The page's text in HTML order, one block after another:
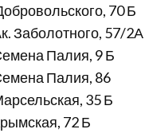
70 Б
Заболотного, 57/2А
Палия, 9 Б
Палия, 86
35 Б
72 Б